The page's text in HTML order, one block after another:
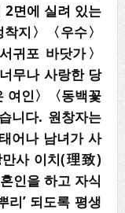
2면에 실려 있는
착지 〉〈우수〉
서귀포 바닷가〉
너무나 사랑한 당
여인〉〈동백꽃
니다. 원창자는
어나 남녀가 사
사 이치(理致)
인을하고 자식
리’ 되도록 평생